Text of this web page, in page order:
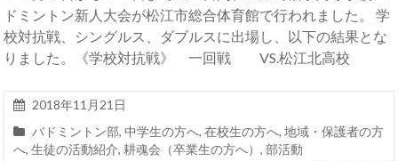
ドミントン新人大会が松江市総合体育館で行われました。 学
校対抗戦、シングルス、ダブルスに出場し、以下の結果とな
りました。《学校対抗戦》 一回戦 VS.松江北高校
2018年11月21日
バドミントン部,中学生の方へ,在校生の方へ,地域・保護者の方
へ,生徒の活動紹介,耕魂会（卒業生の方へ）,部活動